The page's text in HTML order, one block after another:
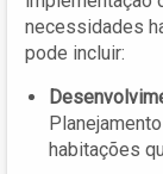
necessidades
pode incluir:
habitações